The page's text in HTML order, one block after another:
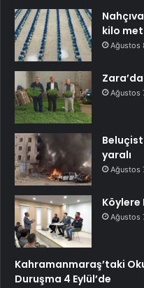
kilo
Ağustos
Ağustos
yaralı
Ağustos
Köylere
Ağustos
Kahramanmaraş’taki
Duruşma 4 Eylül’de